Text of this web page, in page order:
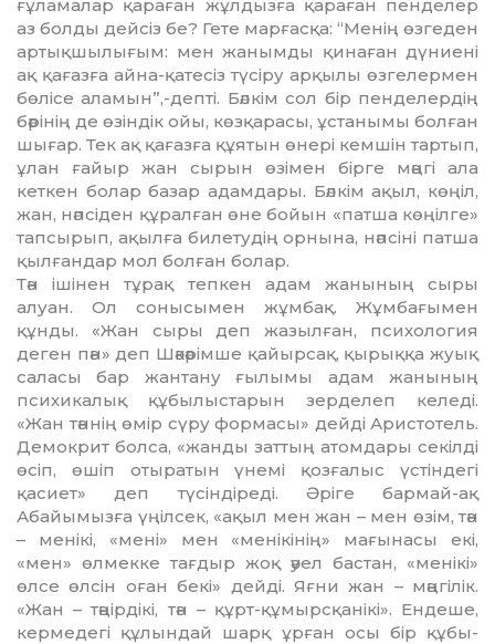
ғұламалар қара­ған жұлдызға қараған пенделер
аз болды дейсіз бе? Гете марғасқа: “Менің өзгеден
артықшылығым: мен жанымды қинаған дүниені
ақ қағазға айна-қатесіз түсіру арқылы өзгелермен
бөлісе аламын”,-депті. Бәлкім сол бір пенделердің
бәрінің де өзіндік ойы, көзқарасы, ұстанымы болған
шығар. Тек ақ қағазға құятын өнері кемшін тартып,
ұлан ғайыр жан сырын өзімен бірге мәңгі ала
кеткен болар базар адамдары. Бәлкім ақыл, көңіл,
жан, нәпсіден құралған өне бойын «патша көңілге»
тапсы­рып, ақылға билетудің орнына, нәп­сіні патша
қылғандар мол болған болар.
Тән ішінен тұрақ тепкен адам жанының сыры
алуан. Ол сонысы­мен жұмбақ. Жұмбағымен
құнды. «Жан сыры деп жазылған, психоло­гия
деген пән» деп Шәкәрімше қайыр­сақ, қырыққа жуық
саласы бар жантану ғылымы адам жанының
психикалық құбылыстарын зерделеп келеді.
«Жан тәннің өмір сүру формасы» дейді Аристотель.
Де­мо­крит болса, «жанды заттың атомдары секілді
өсіп, өшіп отыратын үнемі қозғалыс үстіндегі
қасиет» деп түсін­діреді. Әріге бармай-ақ
Абайымызға үңілсек, «ақыл мен жан – мен өзім, тән
– менікі, «мені» мен «менікінің» мағынасы екі,
«мен» өлмекке тағдыр жоқ әуел бастан, «менікі»
өлсе өлсін оған бекі» дейді. Яғни жан – мәң­гілік.
«Жан – тәңірдікі, тән – құрт-құмырсқанікі». Ендеше,
кермедегі құлындай шарқ ұрған осы бір құ­бы­